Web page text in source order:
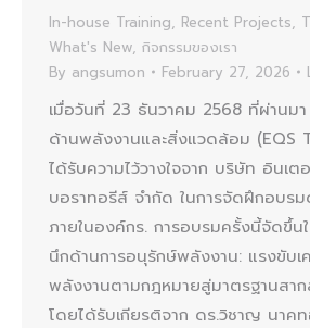
In-house Training, Recent Projects,
What's New, กิจกรรมของเรา
By angsumon February 27, 2026
เมื่อวันที่ 23 ธันวาคม 2568 ที่ผ่านม
ด้านพลังงานและสิ่งแวดล้อม (EQS
ได้รับความไว้วางใจจาก บริษัท อินเ
บอราทอรีส์ จำกัด ในการจัดฝึกอบร
ภายในองค์กร. การอบรมครั้งนี้จัดขึ้น
นึกด้านการอนุรักษ์พลังงาน: แรงขับเ
พลังงานตามกฎหมายสู่มาตรฐานสา
โดยได้รับเกียรติจาก ดร.วิชาญ นาค